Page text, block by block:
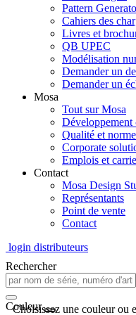
Pattern
Cahiers des
Livres et
QB UPEC
Modélisation
Demander un
Demander un
Mosa
Tout sur Mosa
Développement
Qualité et
Corporate
Emplois et
Contact
Mosa Design
Représentants
Point de vente
Contact
login distributeurs
Rechercher
Couleur
Choisissez une couleur ou